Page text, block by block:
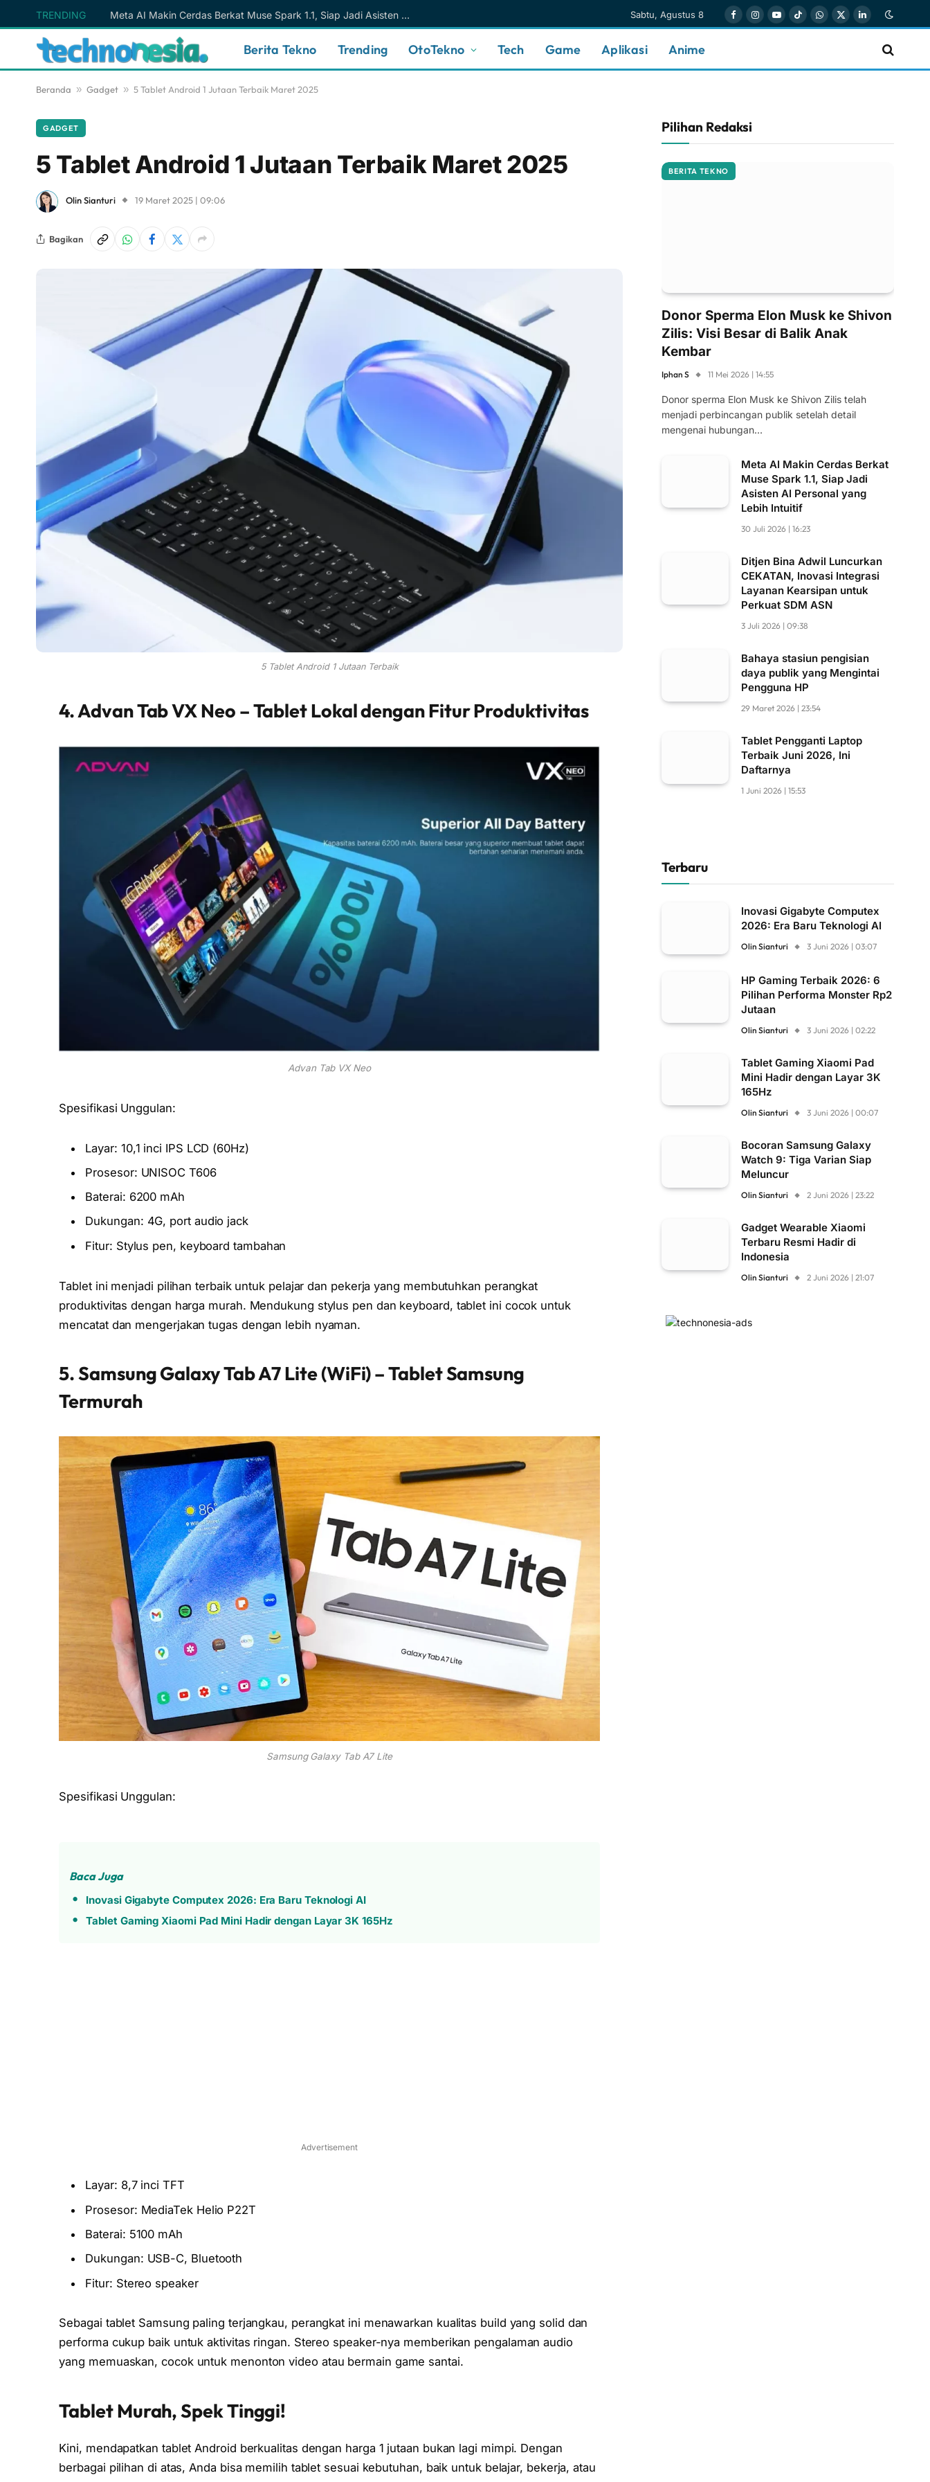
TRENDING Meta AI Makin Cerdas Berkat Muse Spark 1.1, Siap Jadi Asisten AI Personal yang Lebih Intuitif Sabtu, Agustus 8
FacebookInstagram
YouTube
TikTokWhatsApp
X
LinkedIn
Berita Tekno Trending OtoTekno Tech Game Aplikasi Anime
Beranda » Gadget » 5 Tablet Android 1 Jutaan Terbaik Maret 2025
GADGET
5 Tablet Android 1 Jutaan Terbaik Maret 2025
Olin Sianturi 19 Maret 2025 | 09:06
Bagikan
5 Tablet Android 1 Jutaan Terbaik
4. Advan Tab VX Neo – Tablet Lokal dengan Fitur Produktivitas
Advan Tab VX Neo
Spesifikasi Unggulan:
Layar: 10,1 inci IPS LCD (60Hz)
Prosesor: UNISOC T606
Baterai: 6200 mAh
Dukungan: 4G, port audio jack
Fitur: Stylus pen, keyboard tambahan
Tablet ini menjadi pilihan terbaik untuk pelajar dan pekerja yang membutuhkan perangkat
produktivitas dengan harga murah. Mendukung stylus pen dan keyboard, tablet ini cocok untuk
mencatat dan mengerjakan tugas dengan lebih nyaman.
5. Samsung Galaxy Tab A7 Lite (WiFi) – Tablet Samsung
Termurah
Samsung Galaxy Tab A7 Lite
Spesifikasi Unggulan:
Baca Juga
Inovasi Gigabyte Computex 2026: Era Baru Teknologi AI
Tablet Gaming Xiaomi Pad Mini Hadir dengan Layar 3K 165Hz
Advertisement
Layar: 8,7 inci TFT
Prosesor: MediaTek Helio P22T
Baterai: 5100 mAh
Dukungan: USB-C, Bluetooth
Fitur: Stereo speaker
Sebagai tablet Samsung paling terjangkau, perangkat ini menawarkan kualitas build yang solid dan
performa cukup baik untuk aktivitas ringan. Stereo speaker-nya memberikan pengalaman audio
yang memuaskan, cocok untuk menonton video atau bermain game santai.
Tablet Murah, Spek Tinggi!
Kini, mendapatkan tablet Android berkualitas dengan harga 1 jutaan bukan lagi mimpi. Dengan
berbagai pilihan di atas, Anda bisa memilih tablet sesuai kebutuhan, baik untuk belajar, bekerja, atau
Pilihan Redaksi
BERITA TEKNO
Donor Sperma Elon Musk ke Shivon
Zilis: Visi Besar di Balik Anak
Kembar
Iphan S 11 Mei 2026 | 14:55
Donor sperma Elon Musk ke Shivon Zilis telah
menjadi perbincangan publik setelah detail
mengenai hubungan…
Meta AI Makin Cerdas Berkat
Muse Spark 1.1, Siap Jadi
Asisten AI Personal yang
Lebih Intuitif
30 Juli 2026 | 16:23
Ditjen Bina Adwil Luncurkan
CEKATAN, Inovasi Integrasi
Layanan Kearsipan untuk
Perkuat SDM ASN
3 Juli 2026 | 09:38
Bahaya stasiun pengisian
daya publik yang Mengintai
Pengguna HP
29 Maret 2026 | 23:54
Tablet Pengganti Laptop
Terbaik Juni 2026, Ini
Daftarnya
1 Juni 2026 | 15:53
Terbaru
Inovasi Gigabyte Computex
2026: Era Baru Teknologi AI
Olin Sianturi 3 Juni 2026 | 03:07
HP Gaming Terbaik 2026: 6
Pilihan Performa Monster Rp2
Jutaan
Olin Sianturi 3 Juni 2026 | 02:22
Tablet Gaming Xiaomi Pad
Mini Hadir dengan Layar 3K
165Hz
Olin Sianturi 3 Juni 2026 | 00:07
Bocoran Samsung Galaxy
Watch 9: Tiga Varian Siap
Meluncur
Olin Sianturi 2 Juni 2026 | 23:22
Gadget Wearable Xiaomi
Terbaru Resmi Hadir di
Indonesia
Olin Sianturi 2 Juni 2026 | 21:07